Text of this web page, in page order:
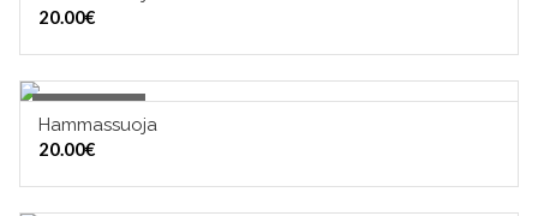
20.00€
Out of Stock
Hammassuoja
20.00€